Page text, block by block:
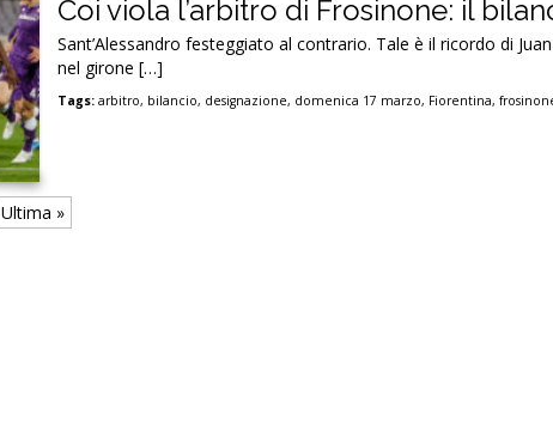
Coi viola l’arbitro di Frosinone: il
Sant’Alessandro festeggiato al contrario. Tale è il ricordo di
nel girone […]
Tags: arbitro, bilancio, designazione, domenica 17 marzo, Fiorentina,
Ultima »